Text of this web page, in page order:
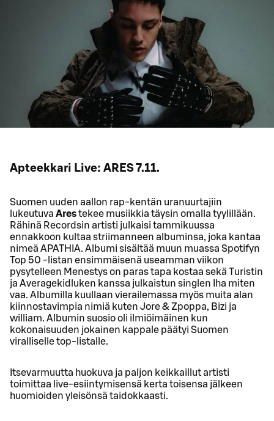
Apteekkari Live: ARES 7.11.
Suomen uuden aallon rap-kentän uranuurtajiin
lukeutuva Arestekee musiikkia täysin omalla tyylillään.
Rähinä Recordsin artisti julkaisi tammikuussa
ennakkoon kultaa striimanneen albuminsa, joka kantaa
nimeä APATHIA. Albumi sisältää muun muassa Spotifyn
Top 50 -listan ensimmäisenä useamman viikon
pysytelleen Menestys on paras tapa kostaa sekä Turistin
ja Averagekidluken kanssa julkaistun singlen Iha miten
vaa. Albumilla kuullaan vierailemassa myös muita alan
kiinnostavimpia nimiä kuten Jore & Zpoppa, Bizi ja
william. Albumin suosio oli ilmiöimäinen kun
kokonaisuuden jokainen kappale päätyi Suomen
viralliselle top-listalle.
Itsevarmuutta huokuva ja paljon keikkaillut artisti
toimittaa live-esiintymisensä kerta toisensa jälkeen
huomioiden yleisönsä taidokkaasti.